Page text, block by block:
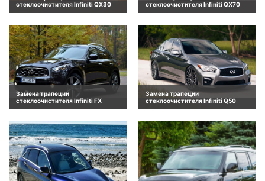
стеклоочистителя Infiniti QX30
стеклоочистителя Infiniti QX70
Замена трапеции
стеклоочистителя Infiniti FX
Замена трапеции
стеклоочистителя Infiniti Q50